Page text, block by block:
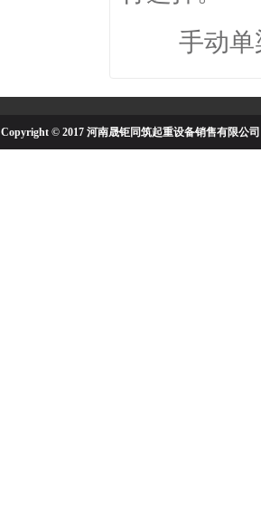
手动单梁
Copyright © 2017 河南晟钜同筑起重设备销售有限公